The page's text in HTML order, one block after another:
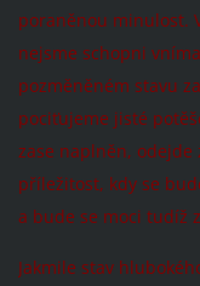
poraněnou minulost.
nejsme schopni
pozměněném stavu
pociťujeme jisté
zase naplněn,
příležitost, kdy se
a bude se moci tudíž
Jakmile stav